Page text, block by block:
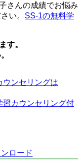
さんの成績でお悩み
い。 SS-1の無料学
す。
ウンセリングは
習カウンセリング付